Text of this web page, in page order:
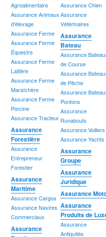
Agroalimentaire
Assurance Animaux
d'élevage
Assurance Ferme
Assurance Ferme
Équestre
Assurance Ferme
Laitière
Assurance Ferme
Maraîchère
Assurance Ferme
Porcine
Assurance Tracteur
Assurance Chien
Assurance
Vétérinaires
Assurance
Bateau
Assurance
de Course
Assurance
de Pêche
Assurance
Pontons
Assurance
Runabouts
Assurance Voiliers
Assurance Yachts
Assurance
Forestière
Assurance
Entrepreneur
Forestier
Assurance
Groupe
Assurance
Juridique
Assurance
Maritime
Assurance Cargos
Assurance Navires
Commerciaux
Assurance
Assurance
Produits de
Assurance
Antiquités
Assurance